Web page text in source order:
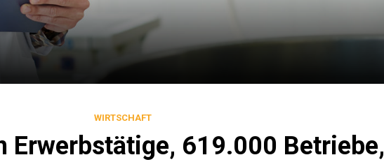
WIRTSCHAFT
Erwerbstätige, 619.000 Betriebe,